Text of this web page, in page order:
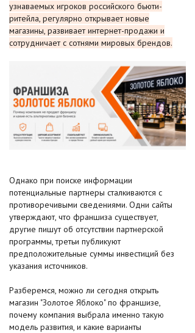
узнаваемых игроков российского бьюти-
ритейла, регулярно открывает новые
магазины, развивает интернет-продажи и
сотрудничает с сотнями мировых брендов.
Однако при поиске информации
потенциальные партнеры сталкиваются с
противоречивыми сведениями. Одни сайты
утверждают, что франшиза существует,
другие пишут об отсутствии партнерской
программы, третьи публикуют
предположительные суммы инвестиций без
указания источников.
Разберемся, можно ли сегодня открыть
магазин "Золотое Яблоко" по франшизе,
почему компания выбрала именно такую
модель развития, и какие варианты